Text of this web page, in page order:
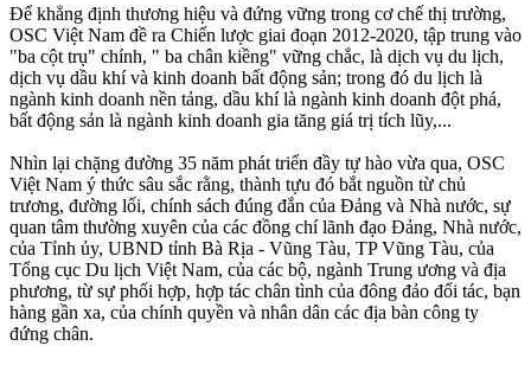
Ðể khẳng định thương hiệu và đứng vững trong cơ chế thị trường,
OSC Việt Nam đề ra Chiến lược giai đoạn 2012-2020, tập trung vào
"ba cột trụ" chính, " ba chân kiềng" vững chắc, là dịch vụ du lịch,
dịch vụ dầu khí và kinh doanh bất động sản; trong đó du lịch là
ngành kinh doanh nền tảng, dầu khí là ngành kinh doanh đột phá,
bất động sản là ngành kinh doanh gia tăng giá trị tích lũy,...
Nhìn lại chặng đường 35 năm phát triển đầy tự hào vừa qua, OSC
Việt Nam ý thức sâu sắc rằng, thành tựu đó bắt nguồn từ chủ
trương, đường lối, chính sách đúng đắn của Ðảng và Nhà nước, sự
quan tâm thường xuyên của các đồng chí lãnh đạo Ðảng, Nhà nước,
của Tỉnh ủy, UBND tỉnh Bà Rịa - Vũng Tàu, TP Vũng Tàu, của
Tổng cục Du lịch Việt Nam, của các bộ, ngành Trung ương và địa
phương, từ sự phối hợp, hợp tác chân tình của đông đảo đối tác, bạn
hàng gần xa, của chính quyền và nhân dân các địa bàn công ty
đứng chân.